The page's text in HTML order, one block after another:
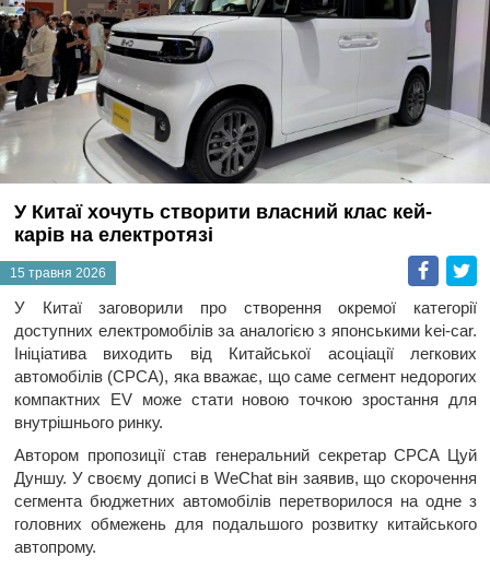
У Китаї хочуть створити власний клас кей-
карів на електротязі
15 травня 2026
У Китаї заговорили про створення окремої категорії
доступних електромобілів за аналогією з японськими kei-car.
Ініціатива виходить від Китайської асоціації легкових
автомобілів (CPCA), яка вважає, що саме сегмент недорогих
компактних EV може стати новою точкою зростання для
внутрішнього ринку.
Автором пропозиції став генеральний секретар CPCA Цуй
Дуншу. У своєму дописі в WeChat він заявив, що скорочення
сегмента бюджетних автомобілів перетворилося на одне з
головних обмежень для подальшого розвитку китайського
автопрому.